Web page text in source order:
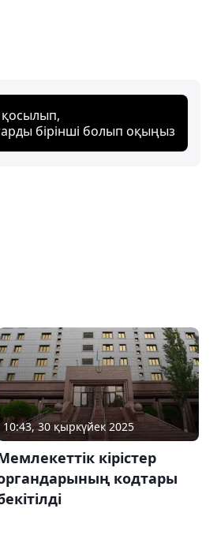
қосылып,
бірінші болып оқыңыз
10:43, 30 қыркүйек 2025
кірістер
кодтары